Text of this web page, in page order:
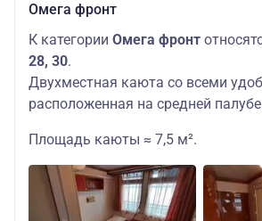
Омега фронт
К категории Омега фронт
28, 30.
Двухместная каюта со всеми
расположенная на средней
Площадь каюты ≈ 7,5 м².